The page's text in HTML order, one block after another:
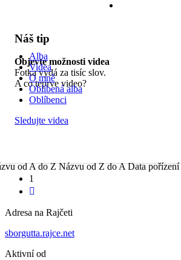
Náš tip
Objevte možnosti videa
Fotka vydá za tisíc slov.
A co teprve video?
Alba
Videa
O mně
Oblíbená alba
Oblíbenci
Sledujte videa
od A do Z Názvu od Z do A Data pořízení
1
Adresa na Rajčeti
sborgutta.rajce.net
Aktivní od